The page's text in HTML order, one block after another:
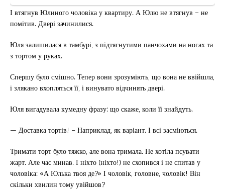
І втягнув Юлиного чоловіка у квартиру. А Юлю не втягнув – не
помітив. Двері зачинилися.
Юля залишилася в тамбурі, з підтягнутими панчохами на ногах та
з тортом у руках.
Спершу було смішно. Тепер вони зрозуміють, що вона не ввійшла,
і злякано вхопляться її, і винувато відчинять двері.
Юля вигадувала кумедну фразу: що скаже, коли її знайдуть.
— Доставка тортів! – Наприклад, як варіант. І всі засміються.
Тримати торт було тяжко, але вона тримала. Не хотіла псувати
жарт. Але час минав. І ніхто (ніхто!) не схопився і не спитав у
чоловіка: «А Юлька твоя де?» І чоловік, головне, чоловік! Він
скільки хвилин тому увійшов?